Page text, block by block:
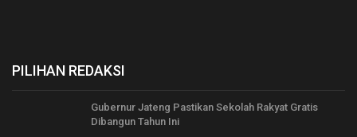
PILIHAN REDAKSI
Gubernur Jateng Pastikan Sekolah Rakyat Gratis
Dibangun Tahun Ini